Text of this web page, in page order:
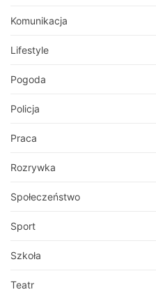
Komunikacja
Lifestyle
Pogoda
Policja
Praca
Rozrywka
Społeczeństwo
Sport
Szkoła
Teatr